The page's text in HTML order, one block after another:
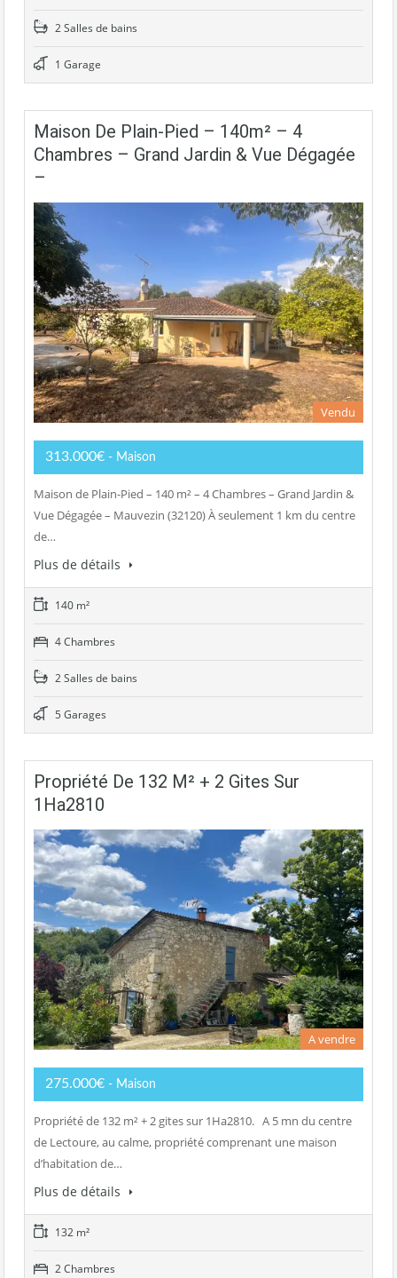
2 Salles de bains
1 Garage
Maison De Plain-Pied – 140m² – 4
Chambres – Grand Jardin & Vue Dégagée
–
Vendu
313.000€ - Maison
Maison de Plain-Pied – 140 m² – 4 Chambres – Grand Jardin &
Vue Dégagée – Mauvezin (32120) À seulement 1 km du centre
de…
Plus de détails
140 m²
4 Chambres
2 Salles de bains
5 Garages
Propriété De 132 M² + 2 Gites Sur
1Ha2810
A vendre
275.000€ - Maison
Propriété de 132 m² + 2 gites sur 1Ha2810. A 5 mn du centre
de Lectoure, au calme, propriété comprenant une maison
d’habitation de…
Plus de détails
132 m²
2 Chambres